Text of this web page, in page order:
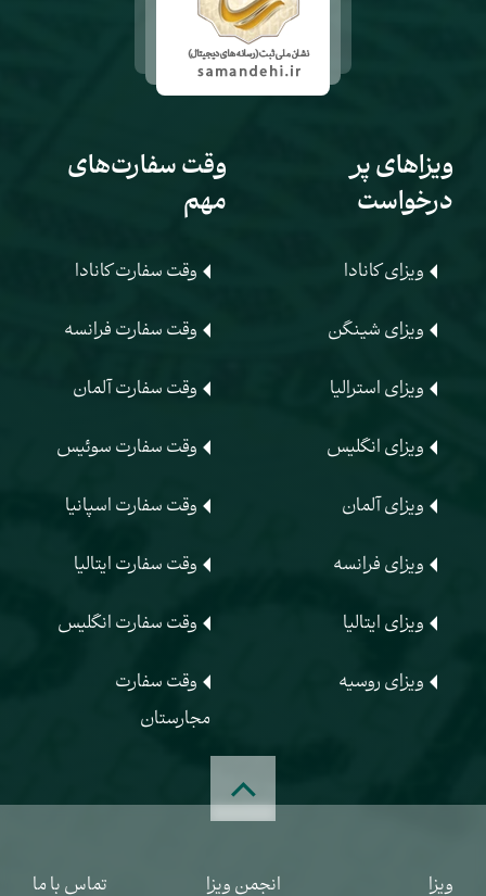
ویزاهای پر
درخواست
ویزای کانادا
ویزای شینگن
ویزای استرالیا
ویزای انگلیس
ویزای آلمان
ویزای فرانسه
ویزای ایتالیا
ویزای روسیه
وقت سفارت‌های
مهم
وقت سفارت کانادا
وقت سفارت فرانسه
وقت سفارت آلمان
وقت سفارت سوئیس
وقت سفارت اسپانیا
وقت سفارت ایتالیا
وقت سفارت انگلیس
وقت سفارت
مجارستان
ویزا انجمن ویزا تماس با ما